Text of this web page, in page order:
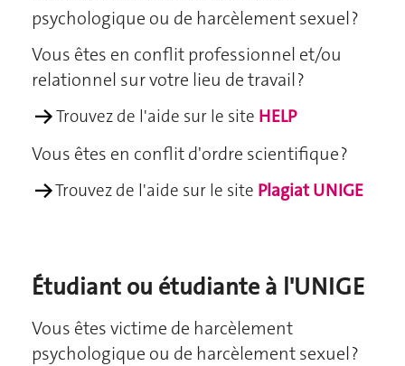
psychologique ou de harcèlement sexuel ?
Vous êtes en conflit professionnel et/ou
relationnel sur votre lieu de travail ?
→Trouvez de l'aide sur le site HELP
Vous êtes en conflit d'ordre scientifique ?
→Trouvez de l'aide sur le site Plagiat UNIGE
Étudiant ou étudiante à l'UNIGE
Vous êtes victime de harcèlement
psychologique ou de harcèlement sexuel ?